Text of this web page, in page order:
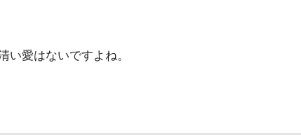
い愛はないですよね。